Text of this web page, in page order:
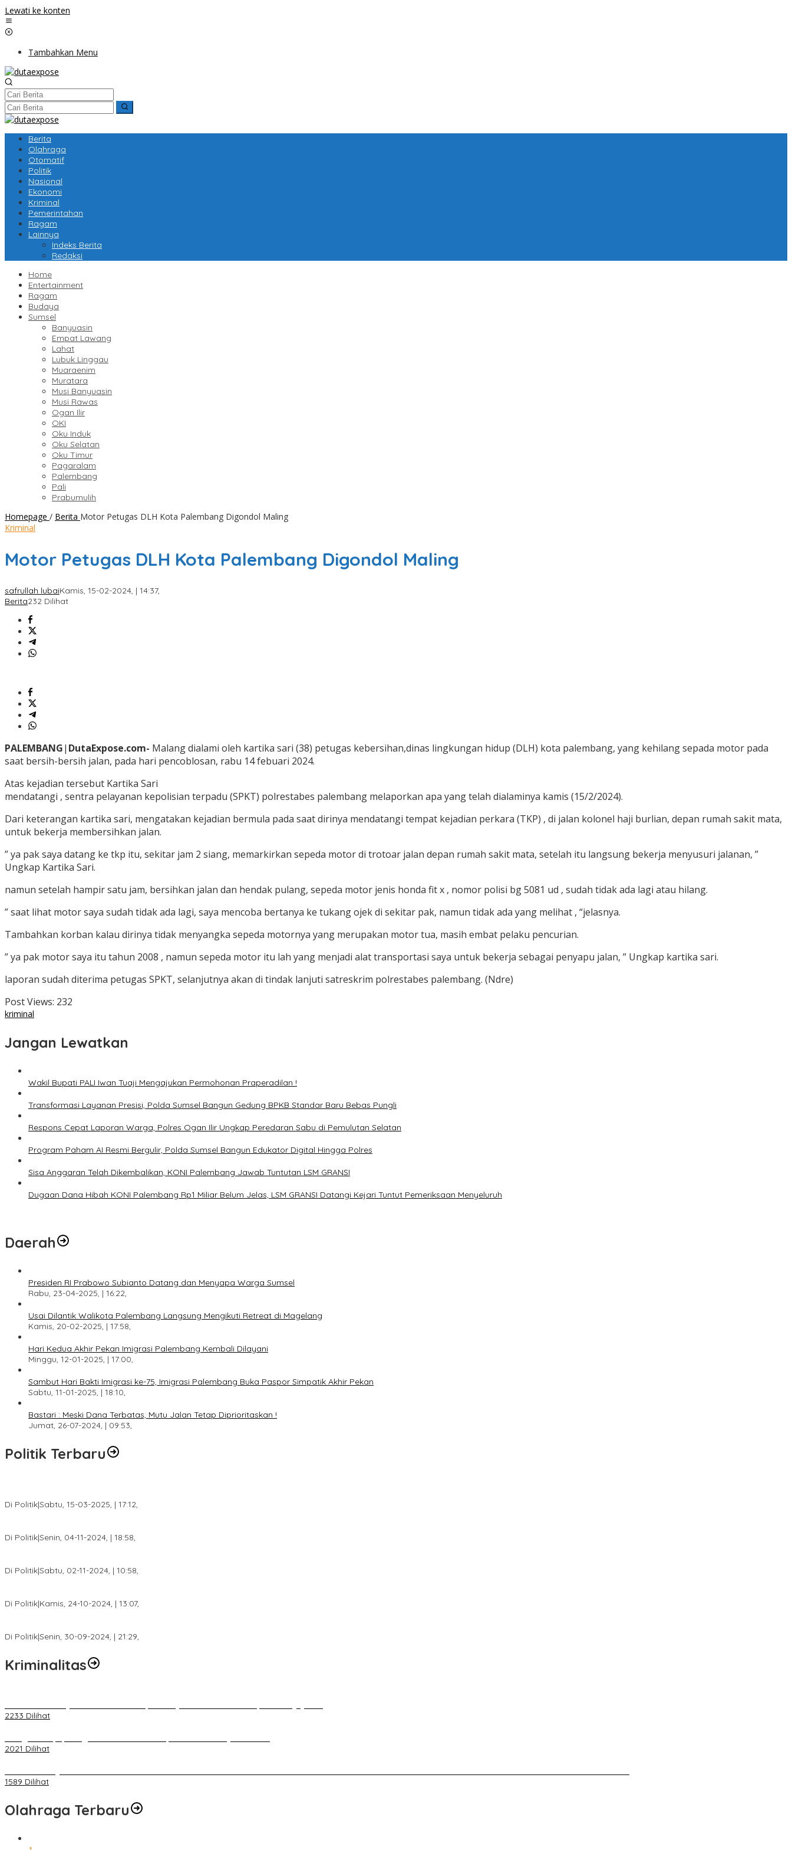
Lewati ke konten
Tambahkan Menu
Berita
Olahraga
Otomatif
Politik
Nasional
Ekonomi
Kriminal
Pemerintahan
Ragam
Lainnya
Indeks Berita
Redaksi
Home
Entertainment
Ragam
Budaya
Sumsel
Banyuasin
Empat Lawang
Lahat
Lubuk Linggau
Muaraenim
Muratara
Musi Banyuasin
Musi Rawas
Ogan Ilir
OKI
Oku Induk
Oku Selatan
Oku Timur
Pagaralam
Palembang
Pali
Prabumulih
Homepage / Berita Motor Petugas DLH Kota Palembang Digondol Maling
Kriminal
Motor Petugas DLH Kota Palembang Digondol Maling
safrullah lubaiKamis, 15-02-2024, | 14:37,
Berita232 Dilihat
PALEMBANG| DutaExpose.com- Malang dialami oleh kartika sari (38) petugas kebersihan,dinas lingkungan hidup (DLH) kota palembang, yang kehilang sepada motor pada
saat bersih-bersih jalan, pada hari pencoblosan, rabu 14 febuari 2024.
Atas kejadian tersebut Kartika Sari
mendatangi , sentra pelayanan kepolisian terpadu (SPKT) polrestabes palembang melaporkan apa yang telah dialaminya kamis (15/2/2024).
Dari keterangan kartika sari, mengatakan kejadian bermula pada saat dirinya mendatangi tempat kejadian perkara (TKP) , di jalan kolonel haji burlian, depan rumah sakit mata,
untuk bekerja membersihkan jalan.
” ya pak saya datang ke tkp itu, sekitar jam 2 siang, memarkirkan sepeda motor di trotoar jalan depan rumah sakit mata, setelah itu langsung bekerja menyusuri jalanan, ”
Ungkap Kartika Sari.
namun setelah hampir satu jam, bersihkan jalan dan hendak pulang, sepeda motor jenis honda fit x , nomor polisi bg 5081 ud , sudah tidak ada lagi atau hilang.
” saat lihat motor saya sudah tidak ada lagi, saya mencoba bertanya ke tukang ojek di sekitar pak, namun tidak ada yang melihat , “jelasnya.
Tambahkan korban kalau dirinya tidak menyangka sepeda motornya yang merupakan motor tua, masih embat pelaku pencurian.
” ya pak motor saya itu tahun 2008 , namun sepeda motor itu lah yang menjadi alat transportasi saya untuk bekerja sebagai penyapu jalan, ” Ungkap kartika sari.
laporan sudah diterima petugas SPKT, selanjutnya akan di tindak lanjuti satreskrim polrestabes palembang. (Ndre)
Post Views: 232
kriminal
Jangan Lewatkan
Wakil Bupati PALI Iwan Tuaji Mengajukan Permohonan Praperadilan !
Transformasi Layanan Presisi, Polda Sumsel Bangun Gedung BPKB Standar Baru Bebas Pungli
Respons Cepat Laporan Warga, Polres Ogan Ilir Ungkap Peredaran Sabu di Pemulutan Selatan
Program Paham AI Resmi Bergulir, Polda Sumsel Bangun Edukator Digital Hingga Polres
Sisa Anggaran Telah Dikembalikan, KONI Palembang Jawab Tuntutan LSM GRANSI
Dugaan Dana Hibah KONI Palembang Rp1 Miliar Belum Jelas, LSM GRANSI Datangi Kejari Tuntut Pemeriksaan Menyeluruh
Daerah
Presiden RI Prabowo Subianto Datang dan Menyapa Warga Sumsel
Rabu, 23-04-2025, | 16:22,
Usai Dilantik Walikota Palembang Langsung Mengikuti Retreat di Magelang
Kamis, 20-02-2025, | 17:58,
Hari Kedua Akhir Pekan Imigrasi Palembang Kembali Dilayani
Minggu, 12-01-2025, | 17:00,
Sambut Hari Bakti Imigrasi ke-75, Imigrasi Palembang Buka Paspor Simpatik Akhir Pekan
Sabtu, 11-01-2025, | 18:10,
Bastari : Meski Dana Terbatas, Mutu Jalan Tetap Diprioritaskan !
Jumat, 26-07-2024, | 09:53,
Politik Terbaru
Di Politik|Sabtu, 15-03-2025, | 17:12,
Di Politik|Senin, 04-11-2024, | 18:58,
Di Politik|Sabtu, 02-11-2024, | 10:58,
Di Politik|Kamis, 24-10-2024, | 13:07,
Di Politik|Senin, 30-09-2024, | 21:29,
Kriminalitas
2233 Dilihat
2021 Dilihat
1589 Dilihat
Olahraga Terbaru